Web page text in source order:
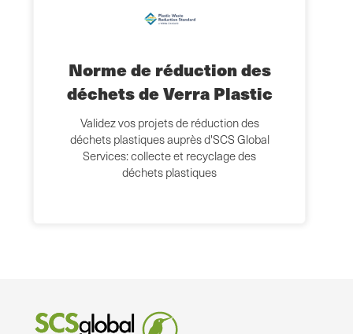
Norme de réduction des
déchets de Verra Plastic
Validez vos projets de réduction des
déchets plastiques auprès d'SCS Global
Services: collecte et recyclage des
déchets plastiques